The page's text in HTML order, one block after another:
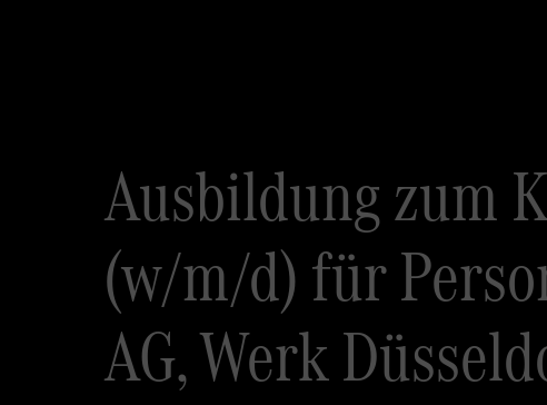
Ausbildung zum
(w/m/d) für
AG, Werk